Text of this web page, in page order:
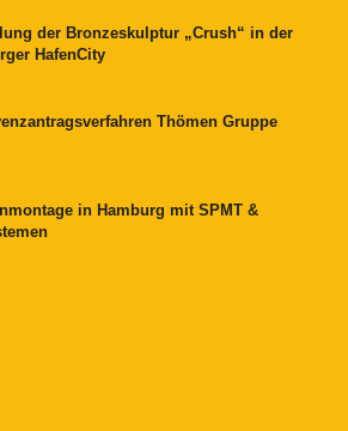
der Bronzeskulptur „Crush“ in der
HafenCity
Thömen Gruppe
in Hamburg mit SPMT &